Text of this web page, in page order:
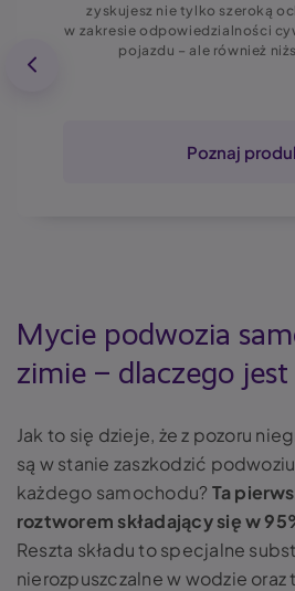
zyskujesz nie tylko szeroką
w zakresie odpowiedzialności
pojazdu – ale również
Poznaj
Mycie podwozia
zimie – dlaczego
Jak to się dzieje, że z pozoru
są w stanie zaszkodzić
każdego samochodu? Ta
roztworem składający się w
Reszta składu to specjalne
nierozpuszczalne w wodzie oraz